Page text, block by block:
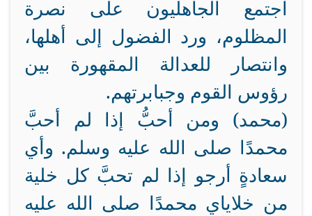
اجتمع الجاهليون على نصرة
المظلوم، ورد الفضول إلى أهلها،
وانتصار للعدالة المقهورة بين
رؤوس القوم وجبابرتهم.
(محمد) ومن أحبُّ إذا لم أحبَّ
محمدًا صلى الله عليه وسلم. وأي
سعادةٍ أرجو إذا لم تحبَّ كل خلية
من خلاياي محمدًا صلى الله عليه